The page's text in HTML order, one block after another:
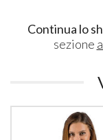
Continua lo
sezione